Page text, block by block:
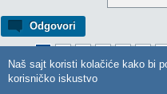
Naš sajt koristi kolačiće kako bi
korisničko iskustvo
Odgovori